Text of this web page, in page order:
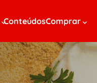
ConteúdosComprar